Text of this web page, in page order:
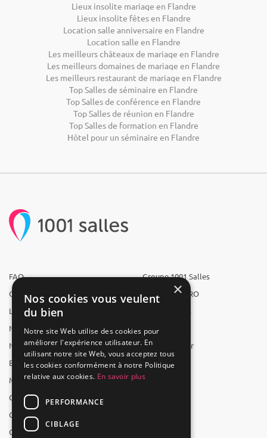
Lieux insolite mariage en Flandre
Lieux insolite fêtes en Flandre
Location salle anniversaire en Flandre
Location salle en Flandre
Les meilleurs châteaux de mariage en Flandre
Les meilleurs domaines de mariage en Flandre
Les meilleurs restaurant de mariage en Flandre
Top Salles de séminaire en Flandre
Top Salles de conférence en Flandre
Top Salles de réunion en Flandre
Top Salles de formation en Flandre
Hôtel pour un séminaire en Flandre
FAQ
Qui sommes-nous ?
L'équipe
Nous recrutons
Nos partenaires
Espace presse
Mentions légales
CGV
CGU
Contact
Groupe 1001 Salles
1001 Salles PRO
1001 Traiteurs
1001 Artistes
Reserverunbar
MP2
×
Nos cookies vous veulent
du bien
Notre site Web utilise des cookies pour
améliorer l'expérience utilisateur. En
utilisant notre site Web, vous acceptez tous
les cookies conformément à notre Politique
relative aux cookies. En savoir plus
PERFORMANCE
CIBLAGE